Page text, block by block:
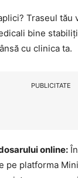
Traseul tău
bine
cu clinica ta.
PUBLICITATE
online:
pe platforma